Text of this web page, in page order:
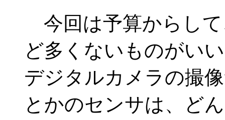
今回は予算からし
ど多くないものがい
デジタルカメラの撮
とかのセンサは、ど